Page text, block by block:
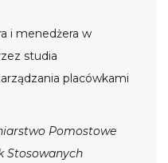
i menedżera w
studia
placówkami
Pomostowe
Stosowanych